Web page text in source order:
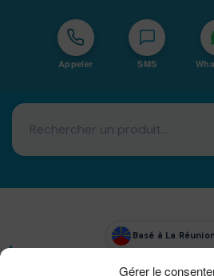
Gérer le
Appeler SMS
Basé à La
Bureautique